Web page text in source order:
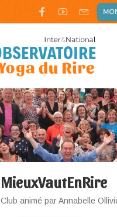
MieuxVautEnRire
Club animé par Annabelle